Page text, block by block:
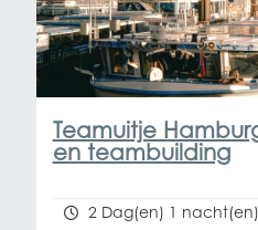
Teamuitje
en teambuilding
2 Dag(en) 1 nacht(en)